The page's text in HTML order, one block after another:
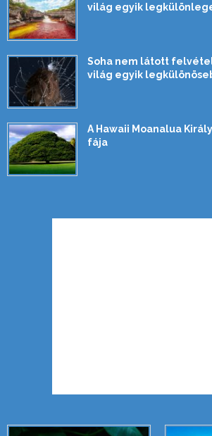
világ egyik
Soha nem látott
világ egyik
A Hawaii Moanalua
fája